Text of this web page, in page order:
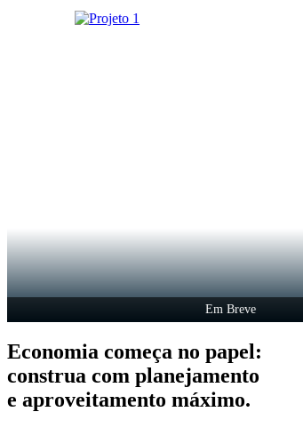
Em Breve
Economia começa no papel:
construa com planejamento
e aproveitamento máximo.